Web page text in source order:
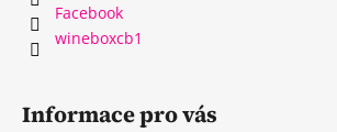
Facebook
wineboxcb1
Informace pro vás